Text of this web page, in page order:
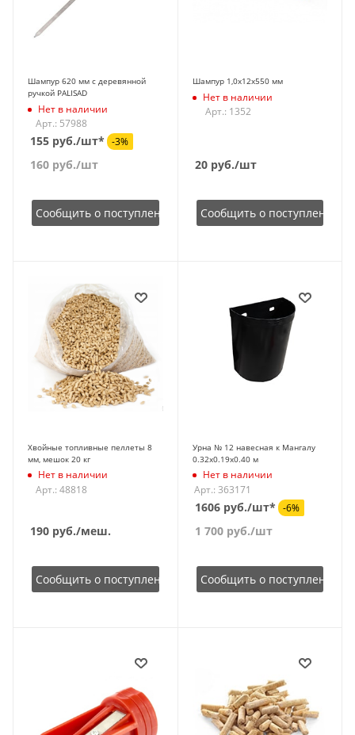
Шампур 620 мм с деревянной
ручкой PALISAD
Нет в наличии
Арт.: 57988
155 руб./шт* -3%
160 руб./шт
Сообщить о поступлении
Шампур 1,0х12х550 мм
Нет в наличии
Арт.: 1352
20руб./шт
Сообщить о поступлении
Хвойные топливные пеллеты 8
мм, мешок 20 кг
Нет в наличии
Арт.: 48818
190 руб./меш.
Сообщить о поступлении
Урна № 12 навесная к Мангалу
0.32х0.19х0.40 м
Нет в наличии
Арт.: 363171
1606 руб./шт* -6%
1 700руб./шт
Сообщить о поступлении